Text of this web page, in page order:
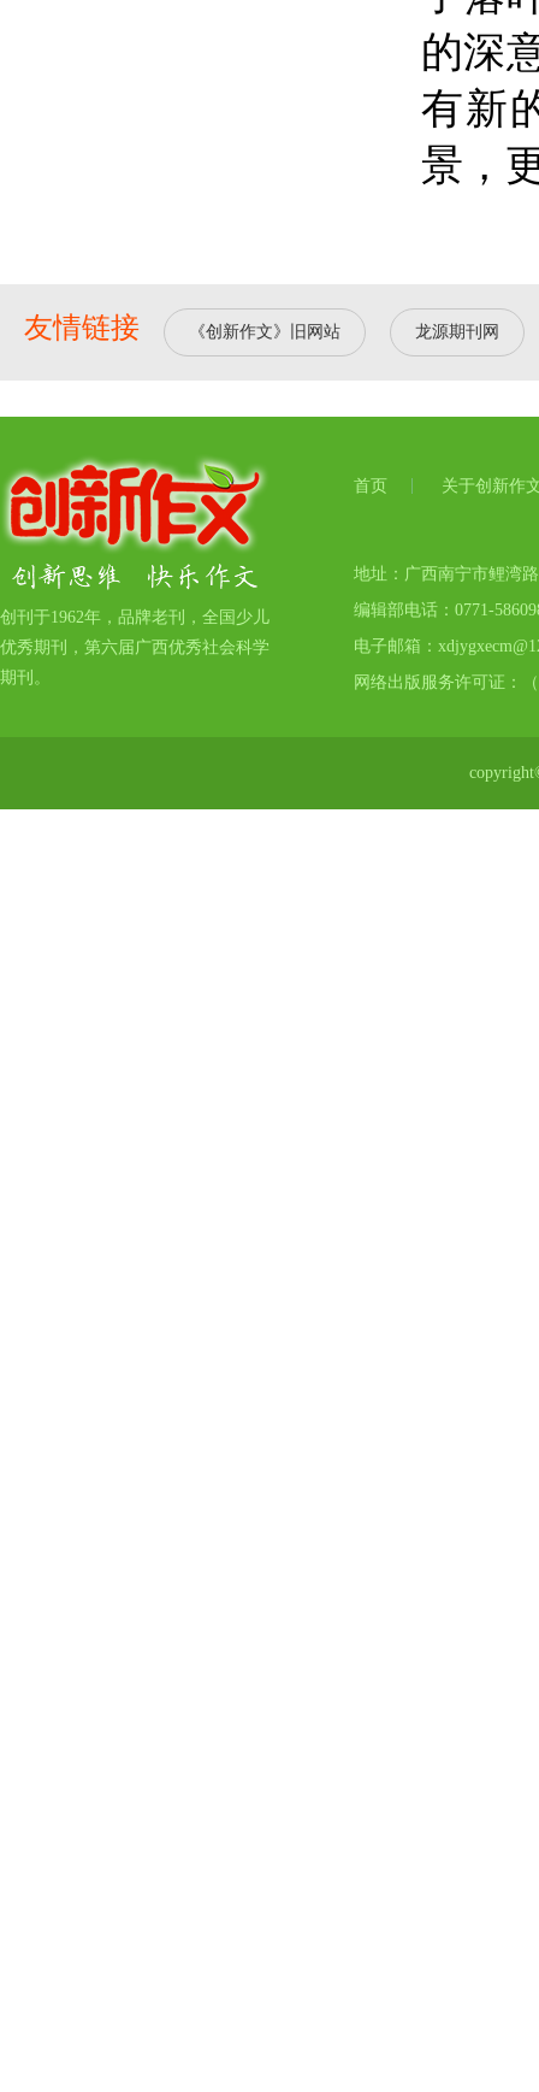
的深
有新
景，
友情链接 《创新作文》旧网站 龙源期刊网
创刊于1962年，品牌老刊，全国少儿
优秀期刊，第六届广西优秀社会科学
期刊。
首页 关于创新作
地址：广西南宁市鲤湾
编辑部电话：0771-
电子邮箱：
网络出版服务许可证：